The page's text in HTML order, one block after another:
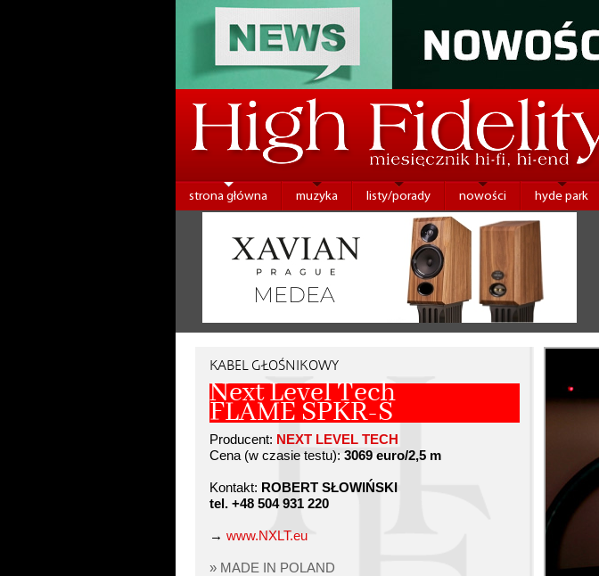
strona główna muzyka listy/porady nowości hyde park
KABEL GŁOŚNIKOWY
Next Level Tech
FLAME SPKR-S
Producent: NEXT LEVEL TECH
Cena (w czasie testu): 3069 euro/2,5 m
Kontakt: ROBERT SŁOWIŃSKI
tel. +48 504 931 220
→ www.NXLT.eu
» MADE IN POLAND